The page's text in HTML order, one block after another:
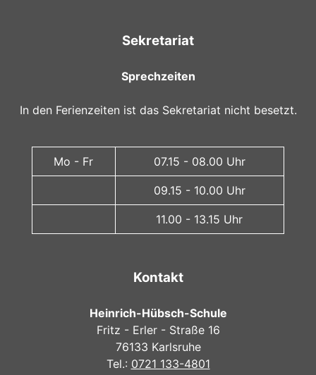
Sekretariat
Sprechzeiten
In den Ferienzeiten ist das Sekretariat nicht besetzt.
Mo - Fr 07.15 - 08.00 Uhr
09.15 - 10.00 Uhr
11.00 - 13.15 Uhr
Kontakt
Heinrich-Hübsch-Schule
Fritz - Erler - Straße 16
76133 Karlsruhe
Tel.: 0721 133-4801